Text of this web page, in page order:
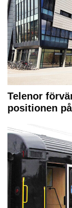
Telenor
positionen